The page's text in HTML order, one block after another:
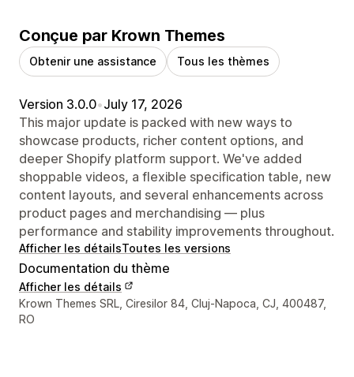
Conçue par Krown Themes
Obtenir une assistance Tous les thèmes
Version 3.0.0•July 17, 2026
This major update is packed with new ways to
showcase products, richer content options, and
deeper Shopify platform support. We've added
shoppable videos, a flexible specification table, new
content layouts, and several enhancements across
product pages and merchandising — plus
performance and stability improvements throughout.
Afficher les détailsToutes les versions
Documentation du thème
Afficher les détails
Coordonnées du concepteur
Krown Themes SRL, Ciresilor 84, Cluj-Napoca, CJ, 400487,
RO